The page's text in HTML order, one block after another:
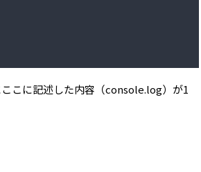
こに記述した内容（console.log）が1